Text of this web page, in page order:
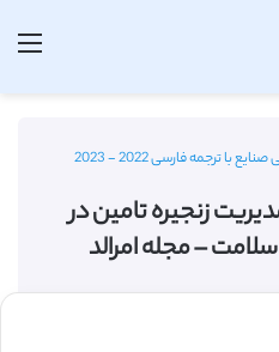
ترجمه فارسی 2022 - 2023
زنجیره تامین در
– مجله امرالد